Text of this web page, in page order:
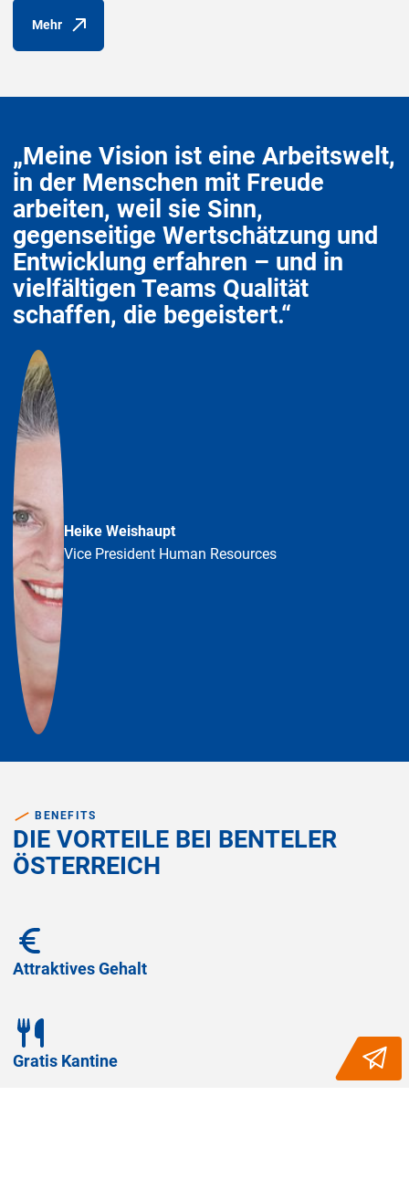
Mehr
(Öffnet in neuem Fenster)
„Meine Vision ist eine Arbeitswelt,
in der Menschen mit Freude
arbeiten, weil sie Sinn,
gegenseitige Wertschätzung und
Entwicklung erfahren – und in
vielfältigen Teams Qualität
schaffen, die begeistert.“
Heike Weishaupt
Vice President Human Resources
BENEFITS
DIE VORTEILE BEI BENTELER
ÖSTERREICH
Attraktives Gehalt
Gratis Kantine